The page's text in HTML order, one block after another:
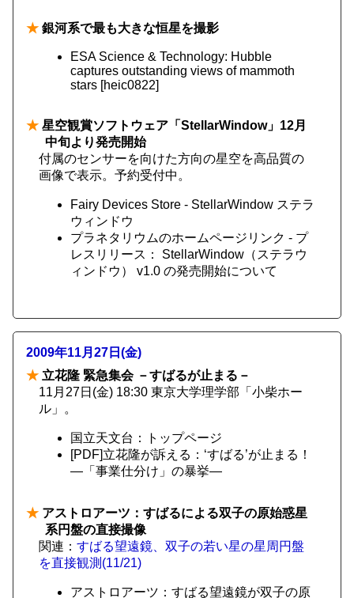
★ 銀河系で最も大きな恒星を撮影
ESA Science & Technology: Hubble
captures outstanding views of mammoth
stars [heic0822]
★ 星空観賞ソフトウェア「StellarWindow」12月
中旬より発売開始
付属のセンサーを向けた方向の星空を高品質の
画像で表示。予約受付中。
Fairy Devices Store - StellarWindow ステラ
ウィンドウ
プラネタリウムのホームページリンク - プ
レスリリース： StellarWindow（ステラウ
ィンドウ） v1.0 の発売開始について
2009年11月27日(金)
★ 立花隆 緊急集会 －すばるが止まる－
11月27日(金) 18:30 東京大学理学部「小柴ホー
ル」。
国立天文台：トップページ
[PDF]立花隆が訴える：‘すばる’が止まる！
―「事業仕分け」の暴挙―
★ アストロアーツ：すばるによる双子の原始惑星
系円盤の直接撮像
関連： すばる望遠鏡、双子の若い星の星周円盤
を直接観測(11/21)
アストロアーツ：すばる望遠鏡が双子の原